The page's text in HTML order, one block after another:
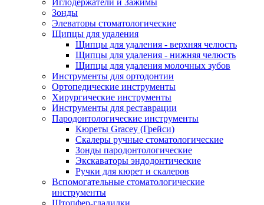
Зонды
Элеваторы стоматологические
Щипцы для удаления
Щипцы для удаления - верхняя челюсть
Щипцы для удаления - нижняя челюсть
Щипцы для удаления молочных зубов
Инструменты для ортодонтии
Ортопедические инструменты
Хирургические инструменты
Инструменты для реставрации
Пародонтологические инструменты
Кюреты Gracey (Грейси)
Скалеры ручные стоматологические
Зонды пародонтологические
Экскаваторы эндодонтические
Ручки для кюрет и скалеров
Вспомогательные стоматологические
инструменты
Штопфер-гладилки